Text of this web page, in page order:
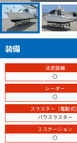
装備
法定装備
〇
レーダー
〇
スラスター（電動式）
バウスラスター
２ステーション
〇